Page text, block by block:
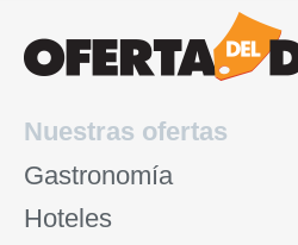
Nuestras ofertas
Gastronomía
Hoteles